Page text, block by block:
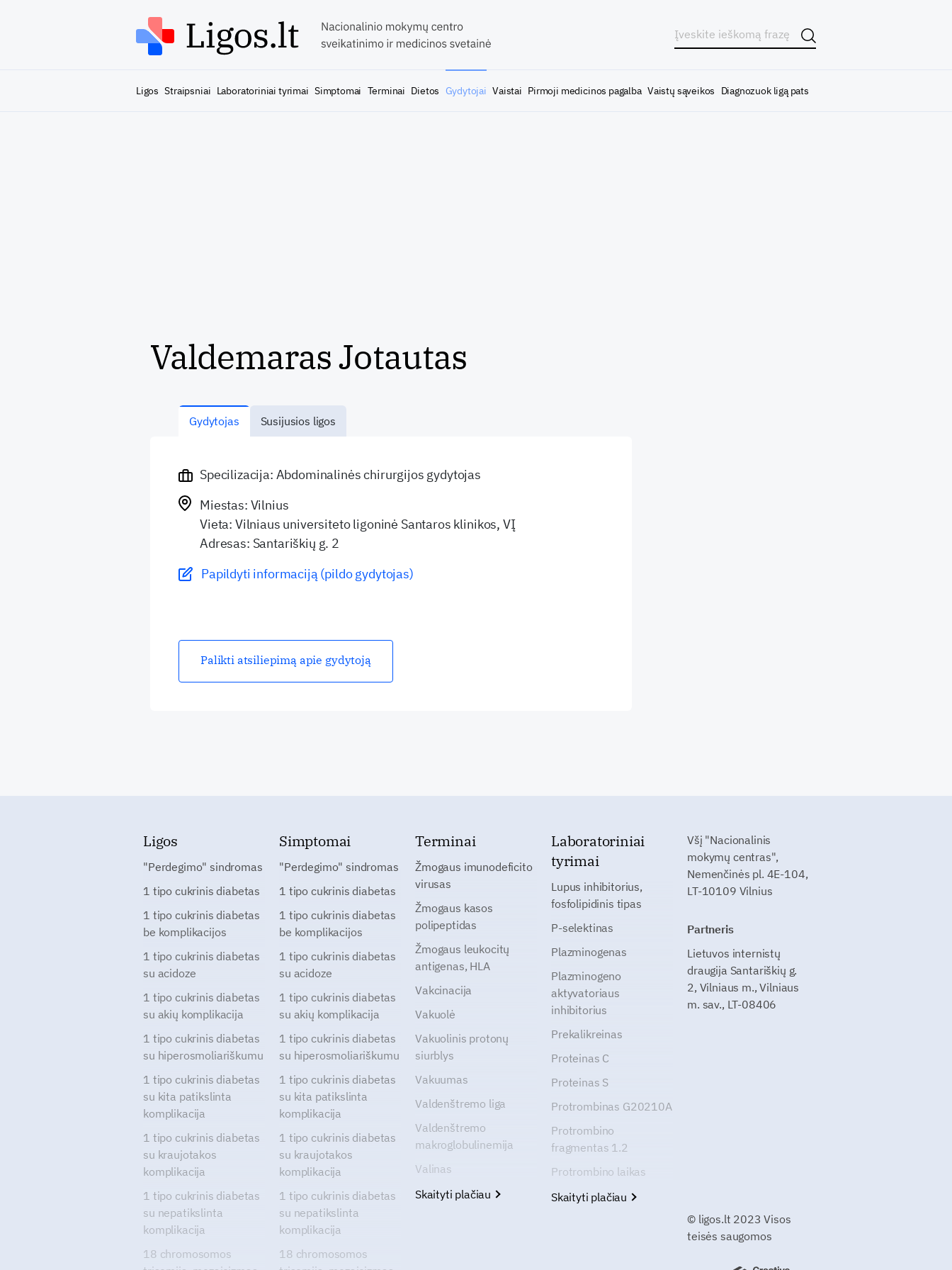
Ligos Straipsniai Laboratoriniai tyrimai Simptomai Terminai Dietos Gydytojai Vaistai Pirmoji medicinos pagalba Vaistų sąveikos Diagnozuok ligą pats
Valdemaras Jotautas
Gydytojas Susijusios ligos
Specilizacija: Abdominalinės chirurgijos gydytojas
Miestas: Vilnius
Vieta: Vilniaus universiteto ligoninė Santaros klinikos, VĮ
Adresas: Santariškių g. 2
Papildyti informaciją (pildo gydytojas)
Palikti atsiliepimą apie gydytoją
Ligos
"Perdegimo" sindromas
1 tipo cukrinis diabetas
1 tipo cukrinis diabetas
be komplikacijos
1 tipo cukrinis diabetas
su acidoze
1 tipo cukrinis diabetas
su akių komplikacija
1 tipo cukrinis diabetas
su hiperosmoliariškumu
1 tipo cukrinis diabetas
su kita patikslinta
komplikacija
1 tipo cukrinis diabetas
su kraujotakos
komplikacija
1 tipo cukrinis diabetas
su nepatikslinta
komplikacija
18 chromosomos
Simptomai
"Perdegimo" sindromas
1 tipo cukrinis diabetas
1 tipo cukrinis diabetas
be komplikacijos
1 tipo cukrinis diabetas
su acidoze
1 tipo cukrinis diabetas
su akių komplikacija
1 tipo cukrinis diabetas
su hiperosmoliariškumu
1 tipo cukrinis diabetas
su kita patikslinta
komplikacija
1 tipo cukrinis diabetas
su kraujotakos
komplikacija
1 tipo cukrinis diabetas
su nepatikslinta
komplikacija
18 chromosomos
Terminai
Žmogaus imunodeficito
virusas
Žmogaus kasos
polipeptidas
Žmogaus leukocitų
antigenas, HLA
Vakcinacija
Vakuolė
Vakuolinis protonų
siurblys
Vakuumas
Valdenštremo liga
Valdenštremo
makroglobulinemija
Valinas
Skaityti plačiau
Laboratoriniai
tyrimai
Lupus inhibitorius,
fosfolipidinis tipas
P-selektinas
Plazminogenas
Plazminogeno
aktyvatoriaus
inhibitorius
Prekalikreinas
Proteinas C
Proteinas S
Protrombinas G20210A
Protrombino
fragmentas 1.2
Protrombino laikas
Skaityti plačiau
Všį "Nacionalinis
mokymų centras",
Nemenčinės pl. 4E-104,
LT-10109 Vilnius
Partneris
Lietuvos internistų
draugija Santariškių g.
2, Vilniaus m., Vilniaus
m. sav., LT-08406
© ligos.lt 2023 Visos
teisės saugomos